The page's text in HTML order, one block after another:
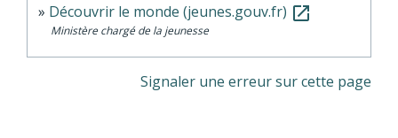
Découvrir le monde (jeunes.gouv.fr) open_in_new
Ministère chargé de la jeunesse
Signaler une erreur sur cette page